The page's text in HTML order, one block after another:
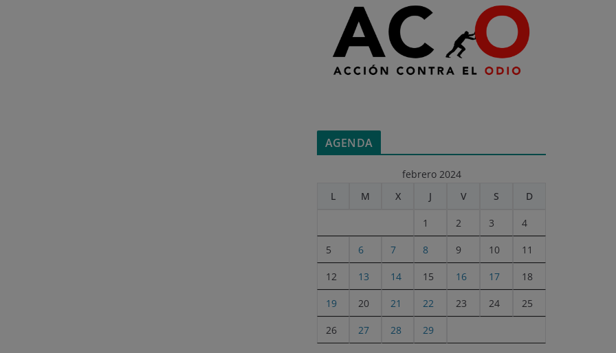
AGENDA
febrero 2024
L
M X J V S D
1 2 3 4
5 6 7 8 9 10 11
12 13 14 15 16 17 18
19 20 21 22 23 24 25
26 27 28 29